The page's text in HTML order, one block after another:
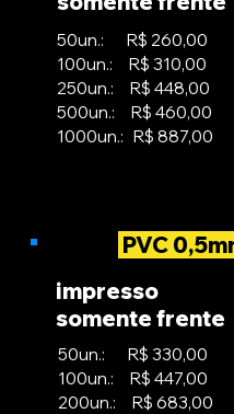
50un.: R$ 260,00
100un.: R$ 310,00
250un.: R$ 448,00
500un.: R$ 460,00
1000un.: R$ 887,00
PVC
impresso
somente frente
50un.: R$ 330,00
100un.: R$ 447,00
200un.: R$ 683,00